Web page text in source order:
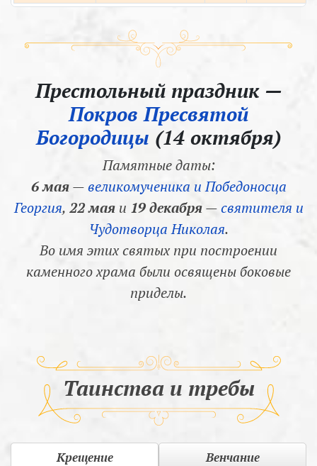
Престольный праздник —
Покров Пресвятой
Богородицы (14 октября)
Памятные даты:
6 мая—великомученика и Победоносца
Георгия, 22 маяи 19 декабря—святителя и
Чудотворца Николая.
Во имя этих святых при построении
каменного храма были освящены боковые
приделы.
Таинства и требы
Крещение Венчание